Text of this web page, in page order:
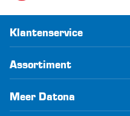
Klantenservice
Assortiment
Meer Datona